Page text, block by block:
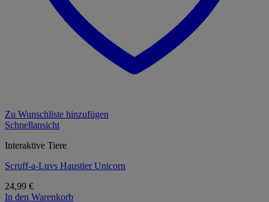
Zu Wunschliste hinzufügen
Schnellansicht
Interaktive Tiere
Scruff-a-Luvs Haustier Unicorn
24,99 €
In den Warenkorb